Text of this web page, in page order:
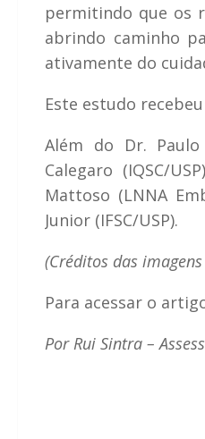
permitindo que os
abrindo caminho
ativamente do
Este estudo
Além do Dr. Paulo
Calegaro (IQSC/
Mattoso (LNNA
Junior (IFSC/USP).
(Créditos das imagens
Para acessar o
Por Rui Sintra –